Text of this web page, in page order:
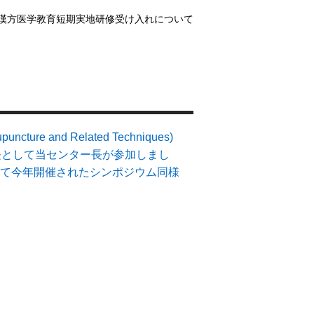
方医学教育短期実地研修受け入れについて
and Related Techniques)
して当センター長が参加しまし
今年開催されたシンポジウム同様